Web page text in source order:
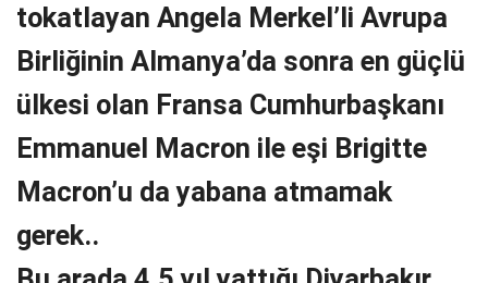
tokatlayan Angela Merkel’li Avrupa
Birliğinin Almanya’da sonra en güçlü
ülkesi olan Fransa Cumhurbaşkanı
Emmanuel Macron ile eşi Brigitte
Macron’u da yabana atmamak
gerek..